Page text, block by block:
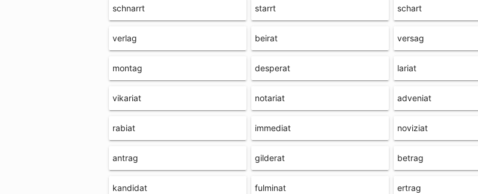
schnarrt starrt schart
verlag beirat versag
montag desperat lariat
vikariat notariat adveniat
rabiat immediat noviziat
antrag gilderat betrag
kandidat fulminat ertrag